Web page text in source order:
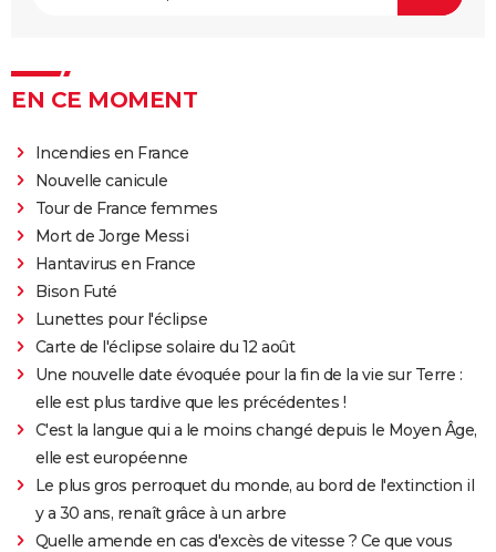
EN CE MOMENT
Incendies en France
Nouvelle canicule
Tour de France femmes
Mort de Jorge Messi
Hantavirus en France
Bison Futé
Lunettes pour l'éclipse
Carte de l'éclipse solaire du 12 août
Une nouvelle date évoquée pour la fin de la vie sur Terre :
elle est plus tardive que les précédentes !
C'est la langue qui a le moins changé depuis le Moyen Âge,
elle est européenne
Le plus gros perroquet du monde, au bord de l'extinction il
y a 30 ans, renaît grâce à un arbre
Quelle amende en cas d'excès de vitesse ? Ce que vous